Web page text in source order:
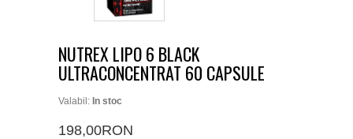
NUTREX LIPO 6 BLACK
ULTRACONCENTRAT 60 CAPSULE
Valabil: In stoc
198,00RON